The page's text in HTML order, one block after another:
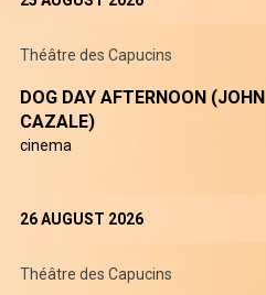
Théâtre des Capucins
DOG DAY AFTERNOON (JOHN
CAZALE)
cinema
26 AUGUST 2026
Théâtre des Capucins